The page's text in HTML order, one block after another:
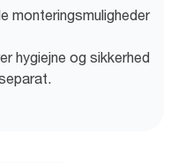
monteringsmuligheder
hygiejne og sikkerhed